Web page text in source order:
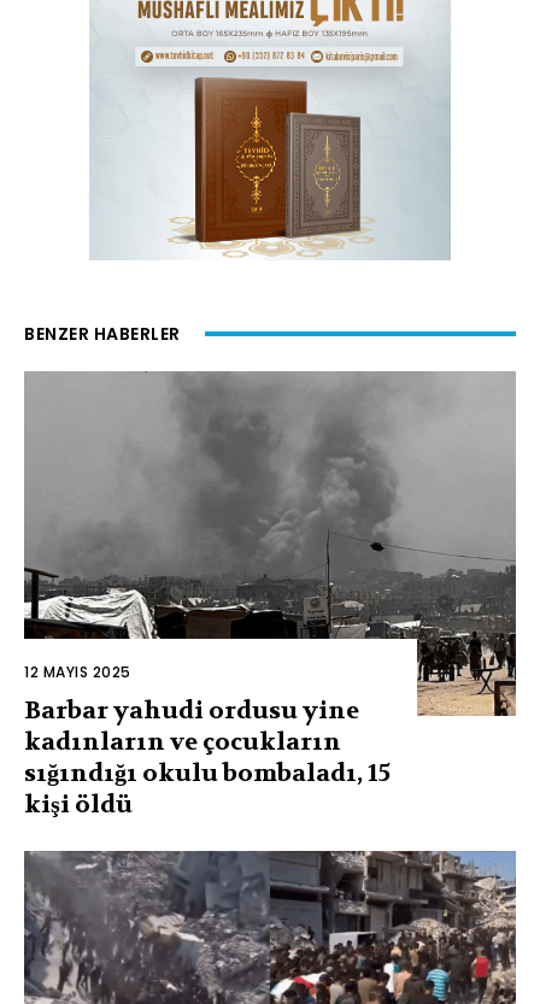
BENZER HABERLER
12 MAYIS 2025
Barbar yahudi ordusu yine
kadınların ve çocukların
sığındığı okulu bombaladı, 15
kişi öldü